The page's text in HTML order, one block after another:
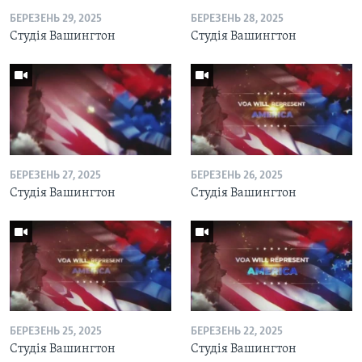
БЕРЕЗЕНЬ 29, 2025
Студія Вашингтон
БЕРЕЗЕНЬ 28, 2025
Студія Вашингтон
БЕРЕЗЕНЬ 27, 2025
Студія Вашингтон
БЕРЕЗЕНЬ 26, 2025
Студія Вашингтон
БЕРЕЗЕНЬ 25, 2025
Студія Вашингтон
БЕРЕЗЕНЬ 22, 2025
Студія Вашингтон